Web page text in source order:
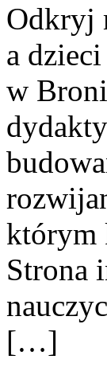
Odkryj
a
w
którym
Strona
[…]